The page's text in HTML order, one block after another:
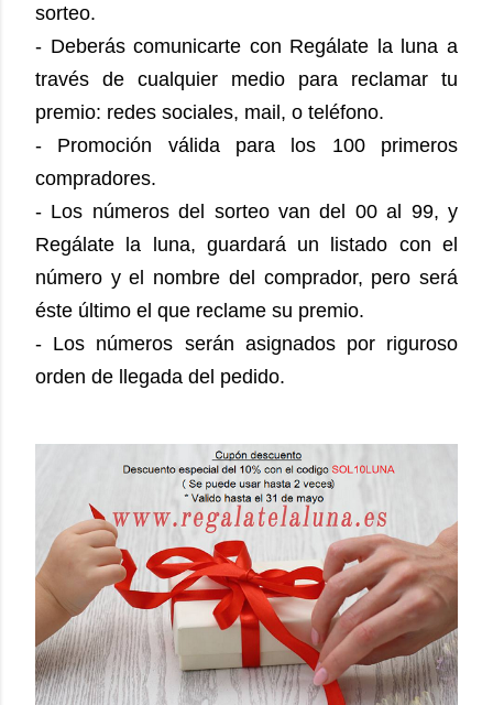
sorteo.
- Deberás comunicarte con Regálate la luna a
través de cualquier medio para reclamar tu
premio: redes sociales, mail, o teléfono.
- Promoción válida para los 100 primeros
compradores.
- Los números del sorteo van del 00 al 99, y
Regálate la luna, guardará un listado con el
número y el nombre del comprador, pero será
éste último el que reclame su premio.
- Los números serán asignados por riguroso
orden de llegada del pedido.